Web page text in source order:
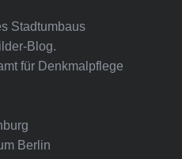
Stadtumbaus
Blog.
für Denkmalpflege
Berlin